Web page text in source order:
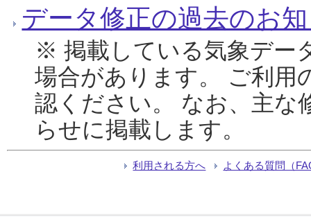
データ修正の過去のお
※ 掲載している気象デー
場合があります。 ご利用
認ください。 なお、主な
らせに掲載します。
利用される方へ よくある質問（